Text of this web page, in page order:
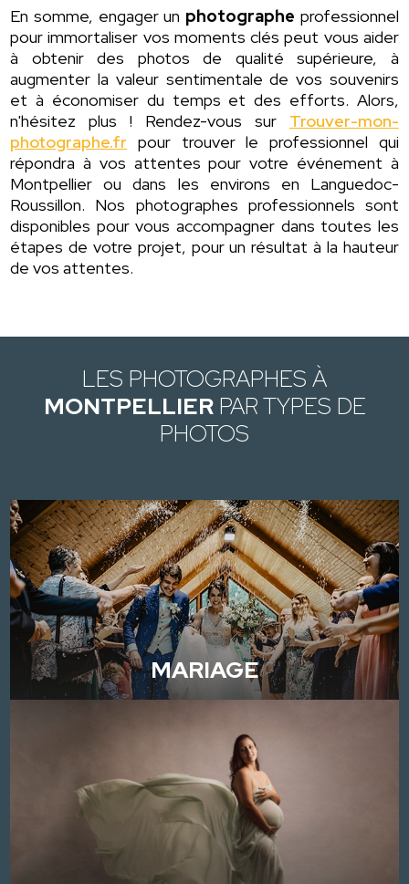
En somme, engager un photographe professionnel
pour immortaliser vos moments clés peut vous aider
à obtenir des photos de qualité supérieure, à
augmenter la valeur sentimentale de vos souvenirs
et à économiser du temps et des efforts. Alors,
n'hésitez plus ! Rendez-vous sur Trouver-mon-
photographe.fr pour trouver le professionnel qui
répondra à vos attentes pour votre événement à
Montpellier ou dans les environs en Languedoc-
Roussillon. Nos photographes professionnels sont
disponibles pour vous accompagner dans toutes les
étapes de votre projet, pour un résultat à la hauteur
de vos attentes.
LES PHOTOGRAPHES À
MONTPELLIERPAR TYPES DE
PHOTOS
MARIAGE